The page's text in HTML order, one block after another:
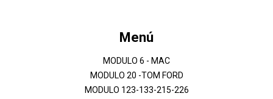
Menú
MODULO 6 - MAC
MODULO 20 -TOM FORD
MODULO 123-133-215-226